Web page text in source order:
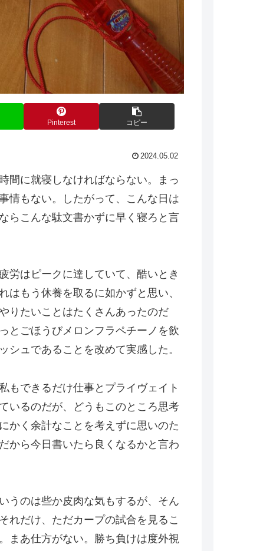
Pinterest コピー
2024.05.02
間に就寝しなければならない。まっ
情もない。したがって、こんな日は
らこんな駄文書かずに早く寝ろと言
労はピークに達していて、酷いとき
もう休養を取るに如かずと思い、
りたいことはたくさんあったのだ
とごほうびメロンフラペチーノを飲
シュであることを改めて実感した。
もできるだけ仕事とプライヴェイト
いるのだが、どうもこのところ思考
かく余計なことを考えずに思いのた
から今日書いたら良くなるかと言わ
うのは些か皮肉な気もするが、そん
れだけ、ただカープの試合を見るこ
まあ仕方がない。勝ち負けは度外視